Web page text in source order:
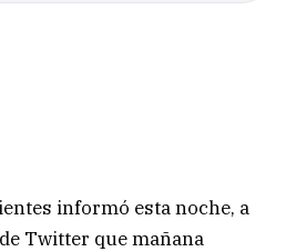
informó esta noche, a
Twitter que mañana